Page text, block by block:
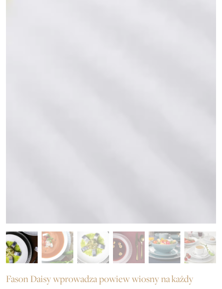
Fason Daisy wprowadza powiew wiosny na każdy